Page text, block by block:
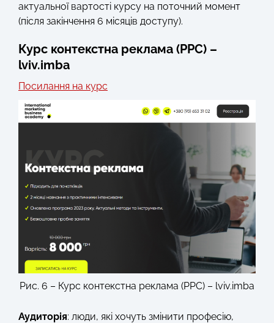
актуальної вартості курсу на поточний момент
(після закінчення 6 місяців доступу).
Курс контекстна реклама (PPC) –
lviv.imba
Посилання на курс
Рис. 6 – Курс контекстна реклама (PPC) – lviv.imba
Аудиторія: люди, які хочуть змінити професію,